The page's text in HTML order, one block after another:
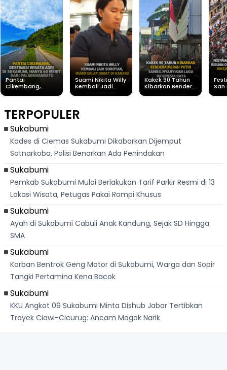
Pantai
Cikembang,
Dari
Palabuhanratu
Suami Nikita Willy
Kembali Jadi
Kakek 90 Tahun
Kibarkan Bendera
San
TERPOPULER
Sukabumi
Kades di Ciemas Sukabumi Dikabarkan Dijemput
Satnarkoba, Polisi Benarkan Ada Penindakan
Sukabumi
Pemkab Sukabumi Mulai Berlakukan Tarif Parkir Resmi di 13
Lokasi Wisata, Petugas Pakai Rompi Khusus
Sukabumi
Ayah di Sukabumi Cabuli Anak Kandung, Sejak SD Hingga
SMA
Sukabumi
Korban Bentrok Geng Motor di Sukabumi, Warga dan Sopir
Tangki Pertamina Kena Bacok
Sukabumi
KKU Angkot 09 Sukabumi Minta Dishub Jabar Tertibkan
Trayek Ciawi-Cicurug: Ancam Mogok Narik